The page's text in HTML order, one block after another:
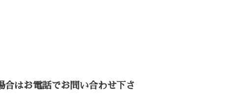
はお電話でお問い合わせ下さ